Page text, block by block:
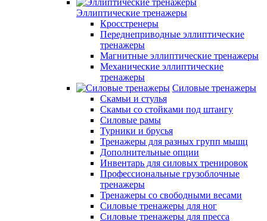
Эллиптические тренажеры
Кросстренеры
Переднеприводные эллиптические
тренажеры
Магнитные эллиптические тренажеры
Механические эллиптические
тренажеры
Силовые тренажеры
Скамьи и стулья
Скамьи со стойками под штангу
Силовые рамы
Турники и брусья
Тренажеры для разных групп мышц
Дополнительные опции
Инвентарь для силовых тренировок
Профессиональные грузоблочные
тренажеры
Тренажеры со свободными весами
Силовые тренажеры для ног
Силовые тренажеры для пресса